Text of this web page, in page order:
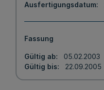
Ausfertigungsdatum
Fassung
Gültig ab
05.02.2003
Gültig bis
22.09.2005